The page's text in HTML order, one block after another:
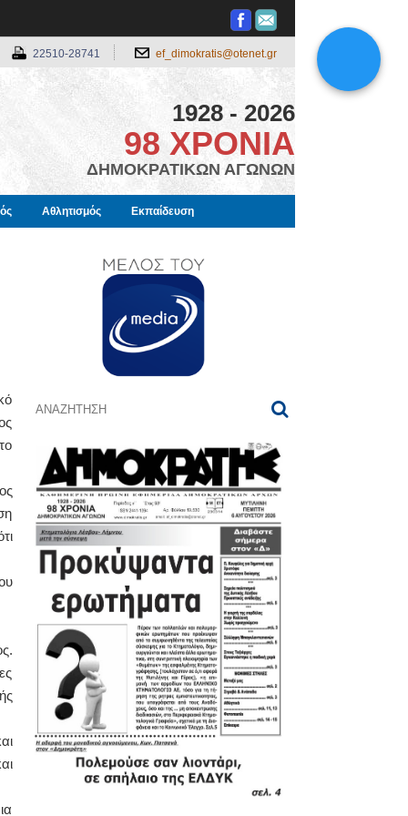
22510-28741 ef_dimokratis@otenet.gr
1928 - 2026
98 ΧΡΟΝΙΑ
ΔΗΜΟΚΡΑΤΙΚΩΝ ΑΓΩΝΩΝ
Αθλητισμός Εκπαίδευση